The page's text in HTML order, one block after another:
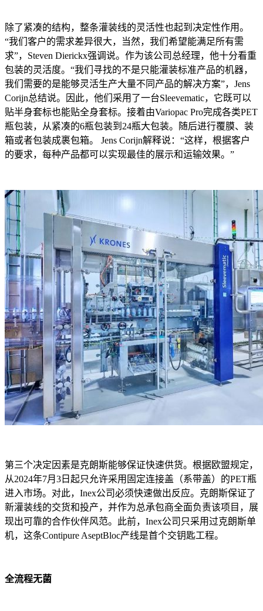
除了紧凑的结构，整条灌装线的灵活性也起到决定性作用。
“我们客户的需求差异很大，当然，我们希望能满足所有需
求”，Steven Dierickx强调说。作为该公司总经理，他十分看重
包装的灵活度。“我们寻找的不是只能灌装标准产品的机器，
我们需要的是能够灵活生产大量不同产品的解决方案”，Jens
Corijn总结说。因此，他们采用了一台Sleevematic，它既可以
贴半身套标也能贴全身套标。接着由Variopac Pro完成各类PET
瓶包装，从紧凑的6瓶包装到24瓶大包装。随后进行覆膜、装
箱或者包装成裹包箱。 Jens Corijn解释说：“这样，根据客户
的要求，每种产品都可以实现最佳的展示和运输效果。”
第三个决定因素是克朗斯能够保证快速供货。根据欧盟规定，
从2024年7月3日起只允许采用固定连接盖（系带盖）的PET瓶
进入市场。对此，Inex公司必须快速做出反应。克朗斯保证了
新灌装线的交货和投产，并作为总承包商全面负责该项目，展
现出可靠的合作伙伴风范。此前，Inex公司只采用过克朗斯单
机，这条Contipure AseptBloc产线是首个交钥匙工程。
全流程无菌